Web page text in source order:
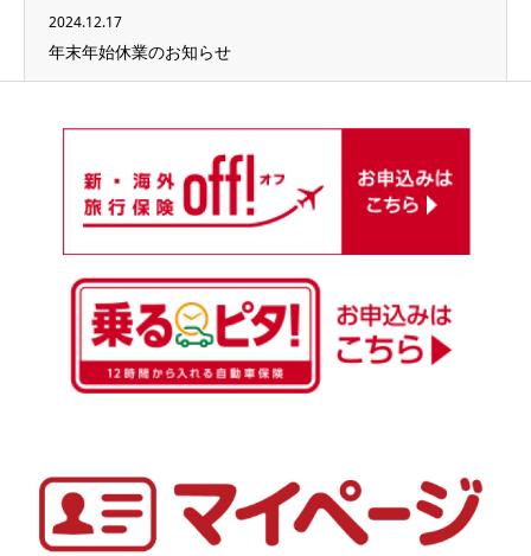
2024.12.17
年末年始休業のお知らせ